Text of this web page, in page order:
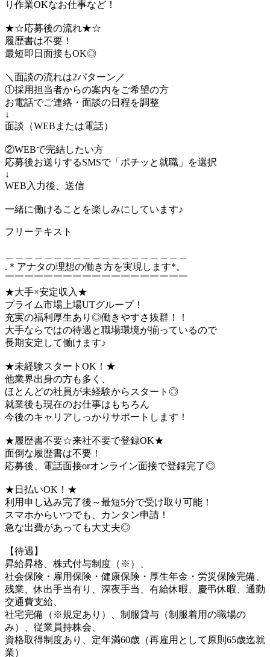
り作業OKなお仕事など！
★☆応募後の流れ★☆
履歴書は不要！
最短即日面接もOK◎
＼面談の流れは2パターン／
①採用担当者からの案内をご希望の方
お電話でご連絡・面談の日程を調整
↓
面談（WEBまたは電話）
②WEBで完結したい方
応募後お送りするSMSで「ポチッと就職」を選択
↓
WEB入力後、送信
一緒に働けることを楽しみにしています♪
フリーテキスト
.＊アナタの理想の働き方を実現します*。
￣￣￣￣￣￣￣￣￣￣￣￣￣￣￣￣￣￣￣
★大手×安定収入★
プライム市場上場UTグループ！
充実の福利厚生あり◎働きやすさ抜群！！
大手ならではの待遇と職場環境が揃っているので
長期安定して働けます♪
★未経験スタートOK！★
他業界出身の方も多く、
ほとんどの社員が未経験からスタート◎
就業後も現在のお仕事はもちろん
今後のキャリアしっかりサポートします！
★履歴書不要☆来社不要で登録OK★
面倒な履歴書は不要！
応募後、電話面接orオンライン面接で登録完了◎
★日払いOK！★
利用申し込み完了後～最短5分で受け取り可能！
スマホからいつでも、カンタン申請！
急な出費があっても大丈夫◎
【待遇】
昇給昇格、株式付与制度（※）、
社会保険・雇用保険・健康保険・厚生年金・労災保険完備、
残業、休出手当有り、深夜手当、有給休暇、慶弔休暇、通勤
交通費支給、
社宅完備（※規定あり）、制服貸与（制服着用の職場の
み）、従業員持株会、
資格取得制度あり、定年満60歳（再雇用として原則65歳迄就
業）